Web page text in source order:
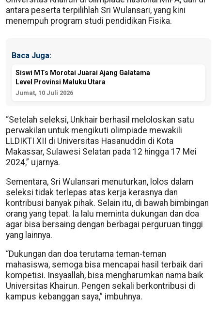
antara peserta terpilihlah Sri Wulansari, yang kini
menempuh program studi pendidikan Fisika.
Baca Juga:
Siswi MTs Morotai Juarai Ajang Galatama
Level Provinsi Maluku Utara
Jumat, 10 Juli 2026
“Setelah seleksi, Unkhair berhasil meloloskan satu
perwakilan untuk mengikuti olimpiade mewakili
LLDIKTI XII di Universitas Hasanuddin di Kota
Makassar, Sulawesi Selatan pada 12 hingga 17 Mei
2024,” ujarnya.
Sementara, Sri Wulansari menuturkan, lolos dalam
seleksi tidak terlepas atas kerja kerasnya dan
kontribusi banyak pihak. Selain itu, di bawah bimbingan
orang yang tepat. Ia lalu meminta dukungan dan doa
agar bisa bersaing dengan berbagai perguruan tinggi
yang lainnya.
“Dukungan dan doa terutama teman-teman
mahasiswa, semoga bisa mencapai hasil terbaik dari
kompetisi. Insyaallah, bisa mengharumkan nama baik
Universitas Khairun. Pengen sekali berkontribusi di
kampus kebanggan saya,” imbuhnya.